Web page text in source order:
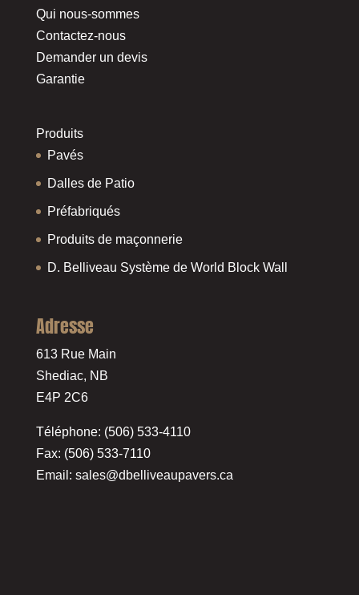
Qui nous-sommes
Contactez-nous
Demander un devis
Garantie
Produits
Pavés
Dalles de Patio
Préfabriqués
Produits de maçonnerie
D. Belliveau Système de World Block Wall
Adresse
613 Rue Main
Shediac, NB
E4P 2C6
Téléphone: (506) 533-4110
Fax: (506) 533-7110
Email: sales@dbelliveaupavers.ca